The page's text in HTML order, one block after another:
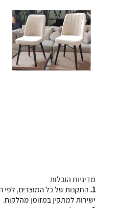
מדיניות הובלות
1.
ישירות למתקין במזומן מהלקוח.